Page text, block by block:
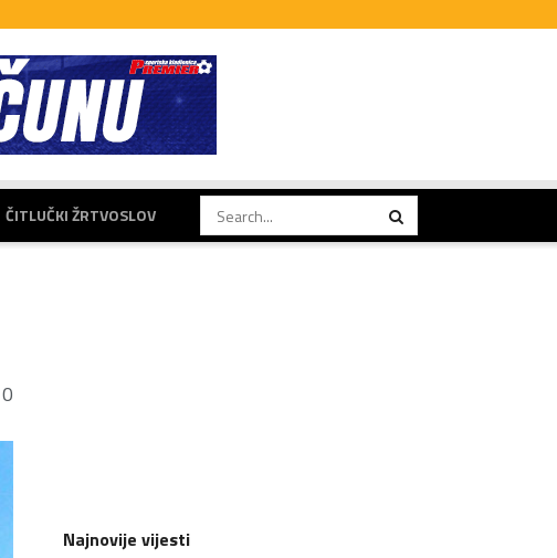
ČITLUČKI ŽRTVOSLOV
0
Najnovije vijesti